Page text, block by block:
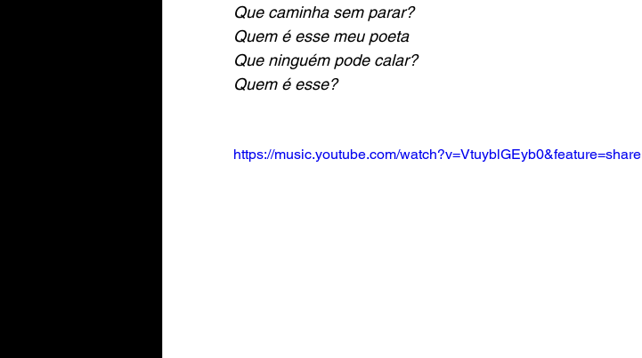
Que caminha sem parar?
Quem é esse meu poeta
Que ninguém pode calar?
Quem é esse?
https://music.youtube.com/watch?v=VtuyblGEyb0&feature=share